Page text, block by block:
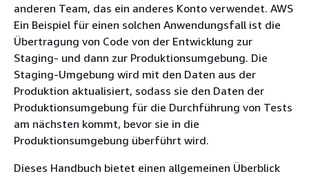
anderen Team, das ein anderes Konto verwendet. AWS
Ein Beispiel für einen solchen Anwendungsfall ist die
Übertragung von Code von der Entwicklung zur
Staging- und dann zur Produktionsumgebung. Die
Staging-Umgebung wird mit den Daten aus der
Produktion aktualisiert, sodass sie den Daten der
Produktionsumgebung für die Durchführung von Tests
am nächsten kommt, bevor sie in die
Produktionsumgebung überführt wird.
Dieses Handbuch bietet einen allgemeinen Überblick